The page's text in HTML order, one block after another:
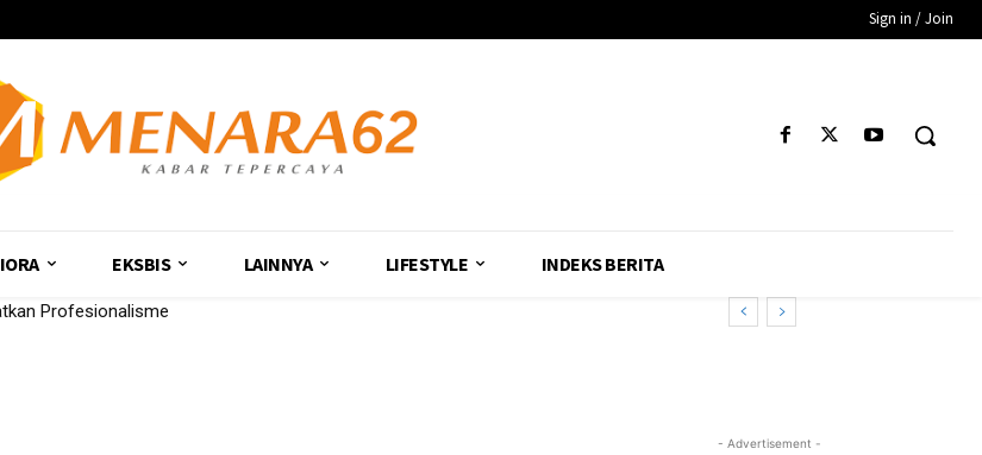
Sign in / Join
EKSBIS LAINNYA LIFESTYLE INDEKS BERITA
Profesionalisme
Butuh Strategi Peperangan, Bukan Sekadar Pertempuran Ad-Hoc
- Advertisement -